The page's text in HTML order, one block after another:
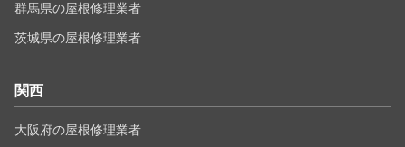
群馬県の屋根修理業者
茨城県の屋根修理業者
関西
大阪府の屋根修理業者